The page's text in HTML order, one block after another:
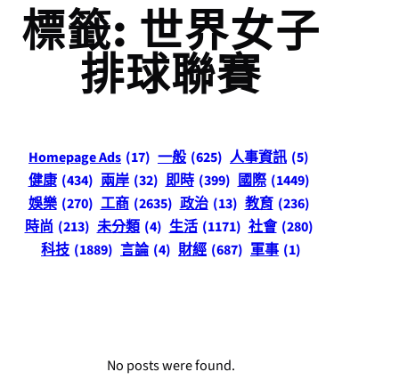
標籤: 世界女子
排球聯賽
Homepage Ads (17) 一般 (625) 人事資訊 (5)
健康 (434) 兩岸 (32) 即時 (399) 國際 (1449)
娛樂 (270) 工商 (2635) 政治 (13) 教育 (236)
時尚 (213) 未分類 (4) 生活 (1171) 社會 (280)
科技 (1889) 言論 (4) 財經 (687) 軍事 (1)
No posts were found.